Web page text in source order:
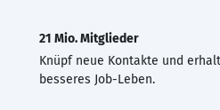
21 Mio. Mitglieder
Knüpf neue Kontakte und
besseres Job-Leben.